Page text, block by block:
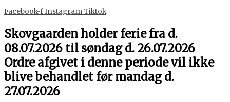
Facebook-fInstagramTiktok
Skovgaarden holder ferie fra d.
08.07.2026 til søndag d. 26.07.2026
Ordre afgivet i denne periode vil ikke
blive behandlet før mandag d.
27.07.2026